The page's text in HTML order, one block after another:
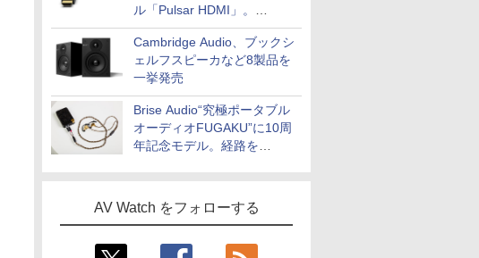
ル「Pulsar HDMI」。
SilentPowerから
Cambridge Audio、ブックシ
ェルフスピーカなど8製品を
一挙発売
Brise Audio“究極ポータブル
オーディオFUGAKU”に10周
年記念モデル。経路を
AV Watch をフォローする